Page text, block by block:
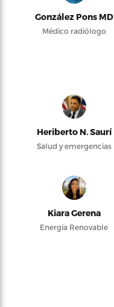
González Pons MD
Médico radiólogo
Heriberto N. Saurí
Salud y emergencias
Kiara Gerena
Energía Renovable